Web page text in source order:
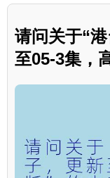
请问关于“
至05-3集，